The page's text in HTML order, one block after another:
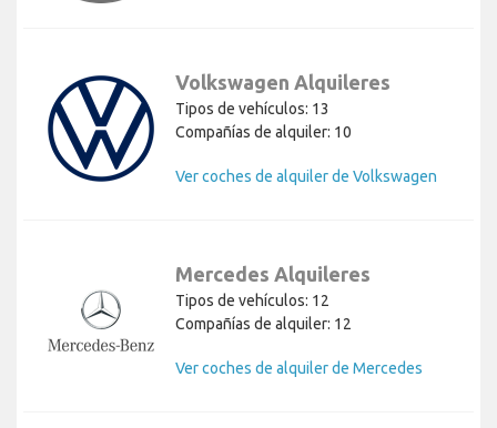
Volkswagen Alquileres
Tipos de vehículos: 13
Compañías de alquiler: 10
Ver coches de alquiler de Volkswagen
Mercedes Alquileres
Tipos de vehículos: 12
Compañías de alquiler: 12
Ver coches de alquiler de Mercedes